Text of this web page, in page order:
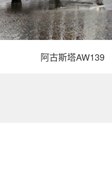
阿古斯塔AW139